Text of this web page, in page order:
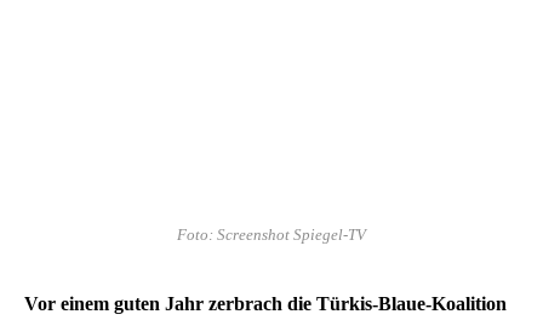
Foto: Screenshot Spiegel-TV
Vor einem guten Jahr zerbrach die Türkis-Blaue-Koalition